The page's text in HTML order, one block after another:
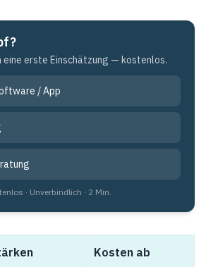
eine erste Einschätzung — kostenlos.
/ App
· Unverbindlich · 2 Min.
Kosten ab